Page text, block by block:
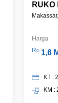
RUKO
Harga
Rp 1,6
KT : 2
KM :